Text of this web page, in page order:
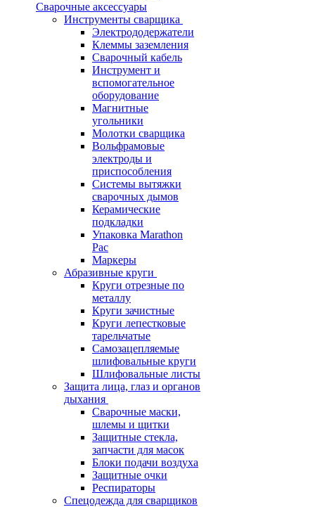
Сварочные аксессуары
Инструменты сварщика
Электрододержатели
Клеммы заземления
Сварочный кабель
Инструмент и
вспомогательное
оборудование
Магнитные
угольники
Молотки сварщика
Вольфрамовые
электроды и
приспособления
Системы вытяжки
сварочных дымов
Керамические
подкладки
Упаковка Marathon
Pac
Маркеры
Абразивные круги
Круги отрезные по
металлу
Круги зачистные
Круги лепестковые
тарельчатые
Самозацепляемые
шлифовальные круги
Шлифовальные листы
Защита лица, глаз и органов
дыхания
Сварочные маски,
шлемы и щитки
Защитные стекла,
запчасти для масок
Блоки подачи воздуха
Защитные очки
Респираторы
Спецодежда для сварщиков